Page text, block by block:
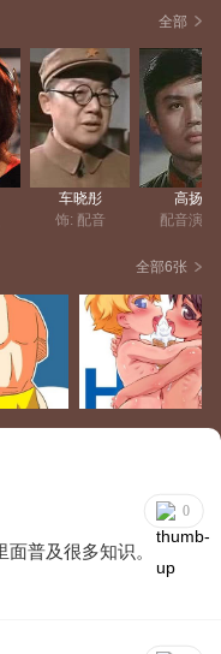
深入北极，结识了勤劳
自然界的奇怪现象。他
的南美森林。在这旅程
盗。逃离了旋转盘岛，
他们又踏上了非洲大
了波斯湾，飞越了地中
己掌握的知识预测出将
姑娘交了朋友，经过红
海。由于科斯特地形的
经过种种磨难，海尔等
。在中国他们途经三十
，深深体会到了中国传
静温馨的亚洲东部，从
太平洋。
全部
车晓彤
饰: 配音
高扬
配音演员
全部6张
0
普及很多知识。